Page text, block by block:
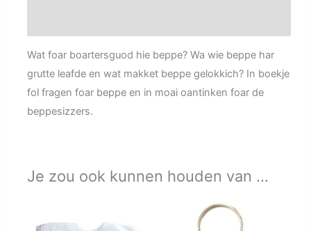
Wat foar boartersguod hie beppe? Wa wie beppe har
grutte leafde en wat makket beppe gelokkich? In boekje
fol fragen foar beppe en in moai oantinken foar de
beppesizzers.
Je zou ook kunnen houden van …